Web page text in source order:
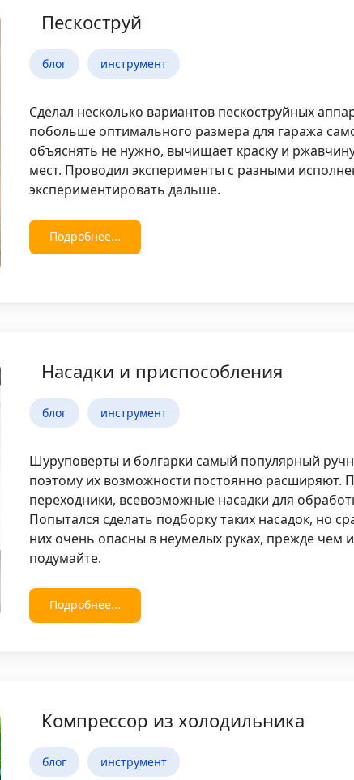
Пескоструй
блог инструмент
Сделал несколько вариантов пескоструйных
побольше оптимального размера для гаража
объяснять не нужно, вычищает краску и
мест. Проводил эксперименты с разными
экспериментировать дальше.
Подробнее...
Насадки и приспособления
блог инструмент
Шуруповерты и болгарки самый популярный
поэтому их возможности постоянно расширяют.
переходники, всевозможные насадки для
Попытался сделать подборку таких насадок, но
них очень опасны в неумелых руках, прежде чем
подумайте.
Подробнее...
Компрессор из холодильника
блог инструмент